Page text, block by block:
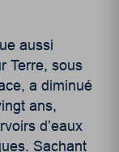
aussi
Terre, sous
a diminué
ans,
d’eaux
Sachant